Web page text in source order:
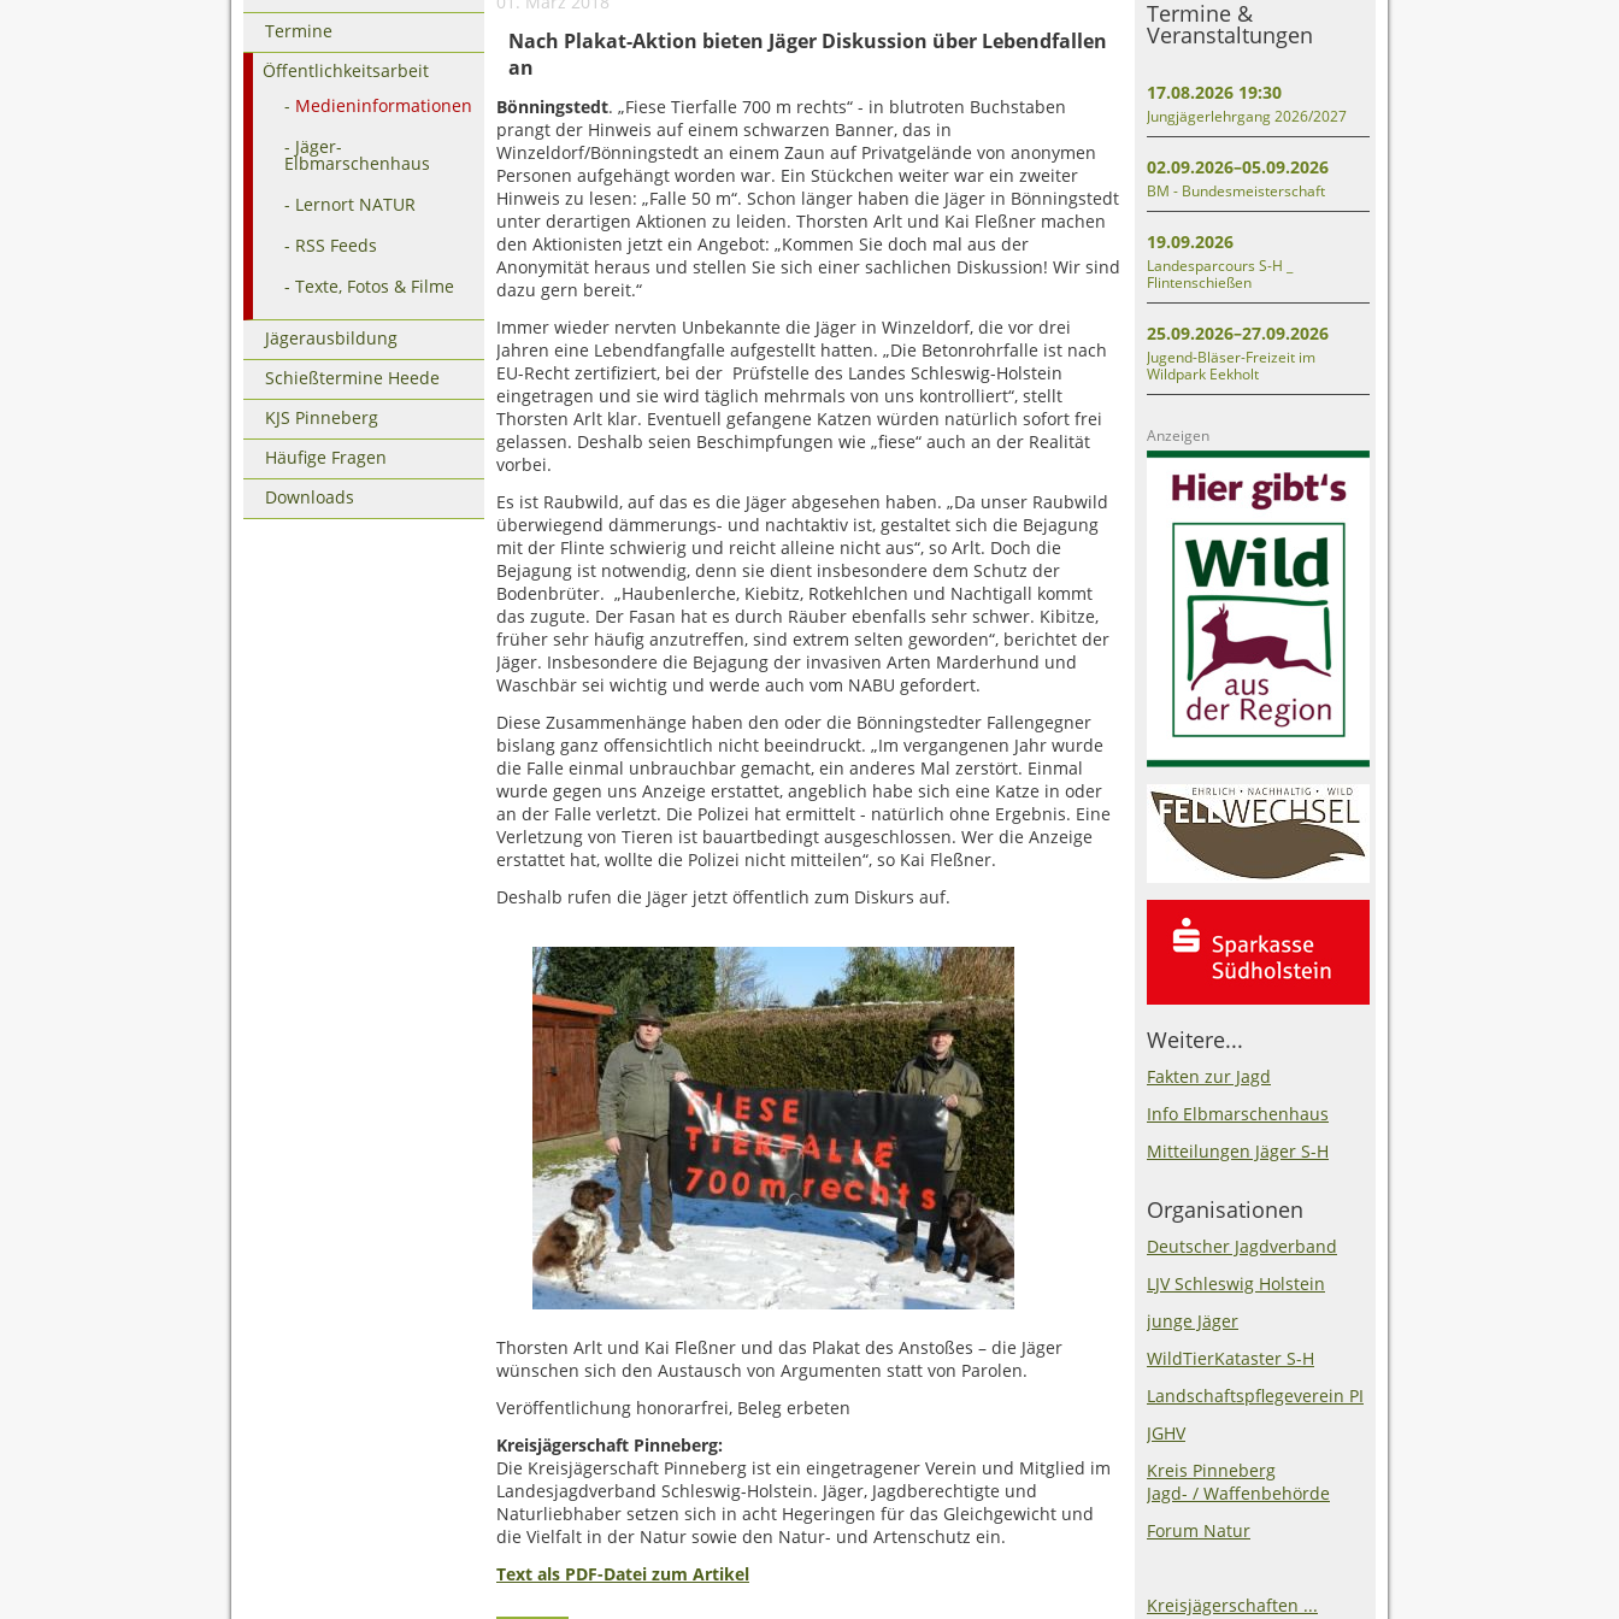
Nach Plakat-Aktion bieten Jäger Diskussion über Lebendfallen
an
Bönningstedt. „Fiese Tierfalle 700 m rechts“ - in blutroten Buchstaben
prangt der Hinweis auf einem schwarzen Banner, das in
Winzeldorf/Bönningstedt an einem Zaun auf Privatgelände von anonymen
Personen aufgehängt worden war. Ein Stückchen weiter war ein zweiter
Hinweis zu lesen: „Falle 50 m“. Schon länger haben die Jäger in Bönningstedt
unter derartigen Aktionen zu leiden. Thorsten Arlt und Kai Fleßner machen
den Aktionisten jetzt ein Angebot: „Kommen Sie doch mal aus der
Anonymität heraus und stellen Sie sich einer sachlichen Diskussion! Wir sind
dazu gern bereit.“
Immer wieder nervten Unbekannte die Jäger in Winzeldorf, die vor drei
Jahren eine Lebendfangfalle aufgestellt hatten. „Die Betonrohrfalle ist nach
EU-Recht zertifiziert, bei der Prüfstelle des Landes Schleswig-Holstein
eingetragen und sie wird täglich mehrmals von uns kontrolliert“, stellt
Thorsten Arlt klar. Eventuell gefangene Katzen würden natürlich sofort frei
gelassen. Deshalb seien Beschimpfungen wie „fiese“ auch an der Realität
vorbei.
Es ist Raubwild, auf das es die Jäger abgesehen haben. „Da unser Raubwild
überwiegend dämmerungs- und nachtaktiv ist, gestaltet sich die Bejagung
mit der Flinte schwierig und reicht alleine nicht aus“, so Arlt. Doch die
Bejagung ist notwendig, denn sie dient insbesondere dem Schutz der
Bodenbrüter. „Haubenlerche, Kiebitz, Rotkehlchen und Nachtigall kommt
das zugute. Der Fasan hat es durch Räuber ebenfalls sehr schwer. Kibitze,
früher sehr häufig anzutreffen, sind extrem selten geworden“, berichtet der
Jäger. Insbesondere die Bejagung der invasiven Arten Marderhund und
Waschbär sei wichtig und werde auch vom NABU gefordert.
Diese Zusammenhänge haben den oder die Bönningstedter Fallengegner
bislang ganz offensichtlich nicht beeindruckt. „Im vergangenen Jahr wurde
die Falle einmal unbrauchbar gemacht, ein anderes Mal zerstört. Einmal
wurde gegen uns Anzeige erstattet, angeblich habe sich eine Katze in oder
an der Falle verletzt. Die Polizei hat ermittelt - natürlich ohne Ergebnis. Eine
Verletzung von Tieren ist bauartbedingt ausgeschlossen. Wer die Anzeige
erstattet hat, wollte die Polizei nicht mitteilen“, so Kai Fleßner.
Deshalb rufen die Jäger jetzt öffentlich zum Diskurs auf.
Thorsten Arlt und Kai Fleßner und das Plakat des Anstoßes – die Jäger
wünschen sich den Austausch von Argumenten statt von Parolen.
Veröffentlichung honorarfrei, Beleg erbeten
Kreisjägerschaft Pinneberg:
Die Kreisjägerschaft Pinneberg ist ein eingetragener Verein und Mitglied im
Landesjagdverband Schleswig-Holstein. Jäger, Jagdberechtigte und
Naturliebhaber setzen sich in acht Hegeringen für das Gleichgewicht und
die Vielfalt in der Natur sowie den Natur- und Artenschutz ein.
Text als PDF-Datei zum Artikel
Termine
Öffentlichkeitsarbeit
Medieninformationen
Jäger-
Elbmarschenhaus
Lernort NATUR
RSS Feeds
Texte, Fotos & Filme
Jägerausbildung
Schießtermine Heede
KJS Pinneberg
Häufige Fragen
Downloads
Termine &
Veranstaltungen
17.08.2026 19:30
Jungjägerlehrgang 2026/2027
02.09.2026–05.09.2026
BM - Bundesmeisterschaft
19.09.2026
Landesparcours S-H _
Flintenschießen
25.09.2026–27.09.2026
Jugend-Bläser-Freizeit im
Wildpark Eekholt
Anzeigen
Weitere...
Fakten zur Jagd
Info Elbmarschenhaus
Mitteilungen Jäger S-H
Organisationen
Deutscher Jagdverband
LJV Schleswig Holstein
junge Jäger
WildTierKataster S-H
Landschaftspflegeverein PI
JGHV
Kreis Pinneberg
Jagd- / Waffenbehörde
Forum Natur
Kreisjägerschaften ...